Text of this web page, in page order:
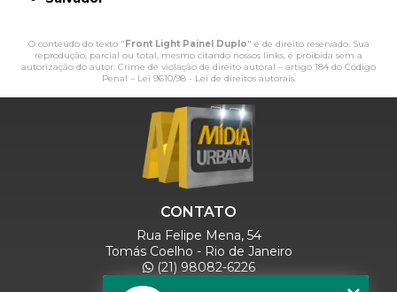
O conteúdo do texto " Front Light Painel Duplo" é de direito reservado. Sua
reprodução, parcial ou total, mesmo citando nossos links, é proibida sem a
autorização do autor. Crime de violação de direito autoral – artigo 184 do Código
Penal – Lei 9610/98 - Lei de direitos autorais.
CONTATO
Rua Felipe Mena, 54
Tomás Coelho - Rio de Janeiro
(21) 98082-6226
(21) 97280-9600